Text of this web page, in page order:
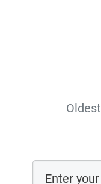
Oldest